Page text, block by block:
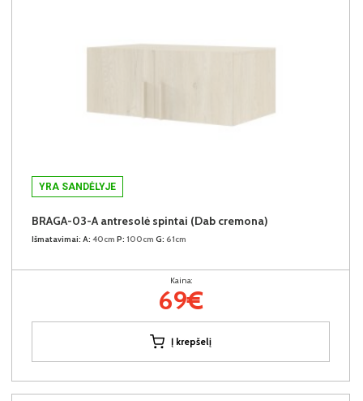
YRA SANDĖLYJE
BRAGA-03-A antresolė spintai (Dab cremona)
Išmatavimai: A: 40cm P: 100cm G: 61cm
Kaina:
69€
Į krepšelį